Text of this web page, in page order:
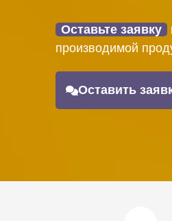
Оставьте заявку
производимой
Оставить